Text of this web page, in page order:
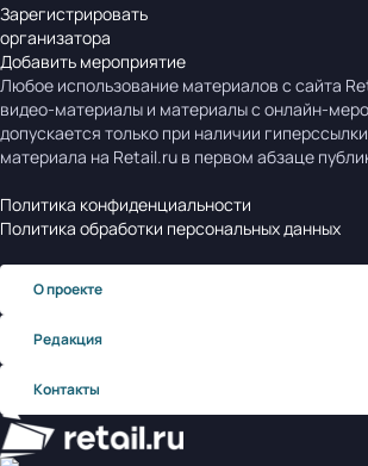
Зарегистрировать
организатора
Добавить мероприятие
Любое использование материалов с сайта
видео-материалы и материалы с онлайн-
допускается только при наличии
материала на Retail.ru в первом абзаце
Политика конфиденциальности
Политика обработки персональных данных
О проекте
Редакция
Контакты